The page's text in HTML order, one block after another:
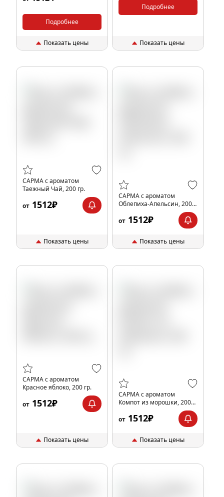
Подробнее
Показать цены
Подробнее
Показать цены
САРМА с ароматом
Таежный Чай, 200 гр.
от 1512₽
Показать цены
САРМА с ароматом
Облепиха-Апельсин, 200
от 1512₽
Показать цены
САРМА с ароматом
Красное яблоко, 200 гр.
от 1512₽
Показать цены
САРМА с ароматом
Компот из морошки, 200
от 1512₽
Показать цены